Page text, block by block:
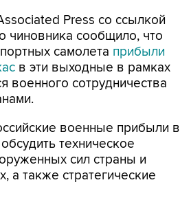
Press со ссылкой
чиновника сообщило, что
самолета прибыли
в эти выходные в рамках
сотрудничества
военные прибыли в
техническое
сил страны и
а также стратегические